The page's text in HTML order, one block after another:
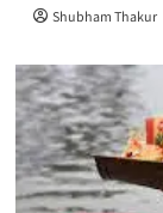
Shubham Thakur